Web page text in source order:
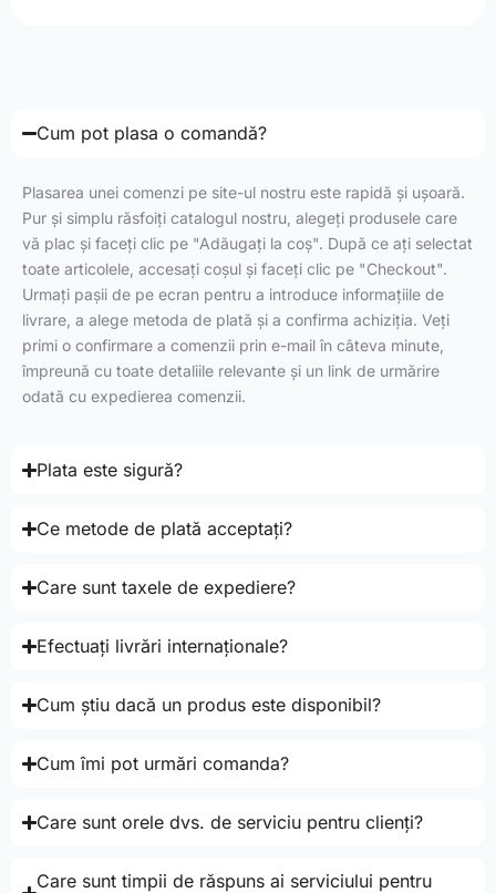
Cum pot plasa o comandă?
Plasarea unei comenzi pe site-ul nostru este rapidă și ușoară.
Pur și simplu răsfoiți catalogul nostru, alegeți produsele care
vă plac și faceți clic pe "Adăugați la coș". După ce ați selectat
toate articolele, accesați coșul și faceți clic pe "Checkout".
Urmați pașii de pe ecran pentru a introduce informațiile de
livrare, a alege metoda de plată și a confirma achiziția. Veți
primi o confirmare a comenzii prin e-mail în câteva minute,
împreună cu toate detaliile relevante și un link de urmărire
odată cu expedierea comenzii.
Plata este sigură?
Ce metode de plată acceptați?
Care sunt taxele de expediere?
Efectuați livrări internaționale?
Cum știu dacă un produs este disponibil?
Cum îmi pot urmări comanda?
Care sunt orele dvs. de serviciu pentru clienți?
Care sunt timpii de răspuns ai serviciului pentru